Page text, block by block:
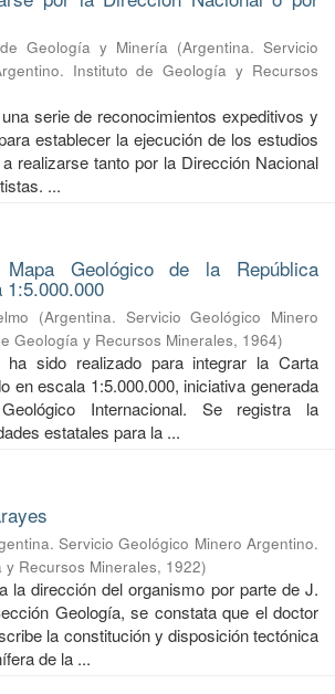
Geología y Minería (Argentina. Servicio
Instituto de Geología y Recursos
serie de reconocimientos expeditivos y
establecer la ejecución de los estudios
realizarse tanto por la Dirección Nacional
...
Geológico de la República
(Argentina. Servicio Geológico Minero
Geología y Recursos Minerales, 1964)
ha sido realizado para integrar la Carta
en escala 1:5.000.000, iniciativa generada
Internacional. Se registra la
estatales para la ...
Servicio Geológico Minero Argentino.
Recursos Minerales, 1922)
la dirección del organismo por parte de J.
Geología, se constata que el doctor
la constitución y disposición tectónica
de la ...